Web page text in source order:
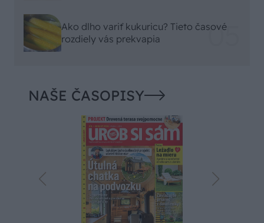
Ako dlho variť kukuricu? Tieto časové
rozdiely vás prekvapia
NAŠE ČASOPISY